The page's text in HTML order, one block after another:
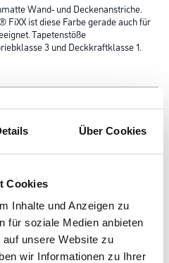
Über Cookies
Cookies
Inhalte und Anzeigen zu
für soziale Medien anbieten
unsere Website zu
wir Informationen zu Ihrer
Wand- und Decken­anstriche.
ist diese Farbe gerade auch für
Tapetenstöße
3 und Deckkraftklasse 1.